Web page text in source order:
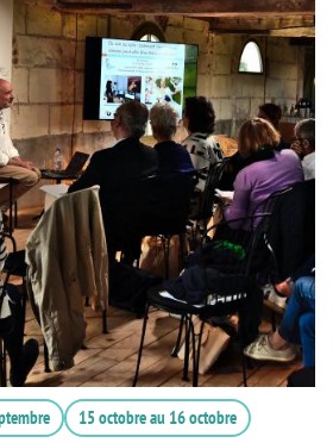
15 octobreau 16 octobre